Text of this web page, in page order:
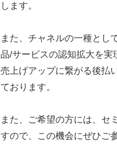
します。
また、チャネルの一種とし
品/サービスの認知拡大を
売上げアップに繋がる後払
ております。
また、ご希望の方には、セ
すので、この機会にぜひご